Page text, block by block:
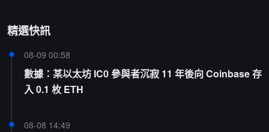
精選快訊
08-09 00:58
數據：某以太坊 IC0 參與者沉寂 11 年後向 Coinbase 存
入 0.1 枚 ETH
08-08 14:49